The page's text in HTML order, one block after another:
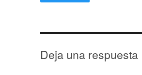
Deja una respuesta